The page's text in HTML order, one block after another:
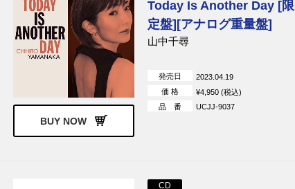
BUY NOW
Today Is Another Day [限
定盤][アナログ重量盤]
山中千尋
発売日
2023.04.19
価 格
¥4,950 (税込)
品 番
UCJJ-9037
CD